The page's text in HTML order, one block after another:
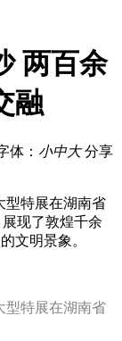
两百余
融
体： 小中大 分享
特展在湖南省
现了敦煌千余
文明景象。
特展在湖南省